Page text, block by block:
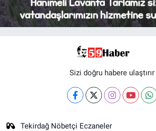
Sizi doğru habere ulaştırır
Tekirdağ Nöbetçi Eczaneler